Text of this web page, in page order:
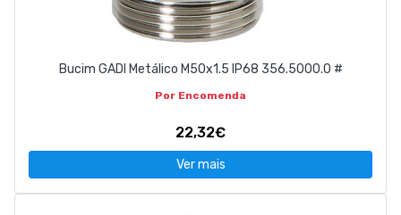
Bucim GADI Metálico M50x1.5 IP68 356.5000.0 #
Por Encomenda
22,32€
Ver mais